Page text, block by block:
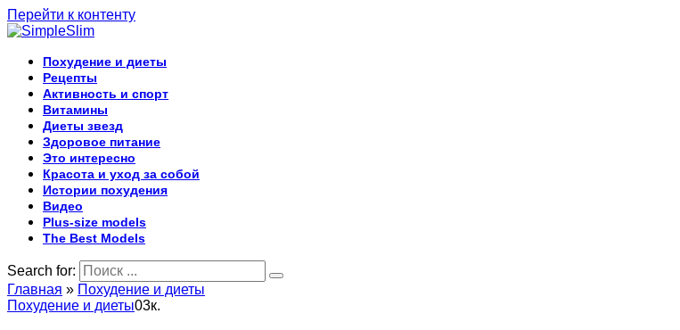
Перейти к контенту
Похудение и диеты
Рецепты
Активность и спорт
Витамины
Диеты звезд
Здоровое питание
Это интересно
Красота и уход за собой
Истории похудения
Видео
Plus-size models
The Best Models
Search for:
Главная » Похудение и диеты
Похудение и диеты03к.